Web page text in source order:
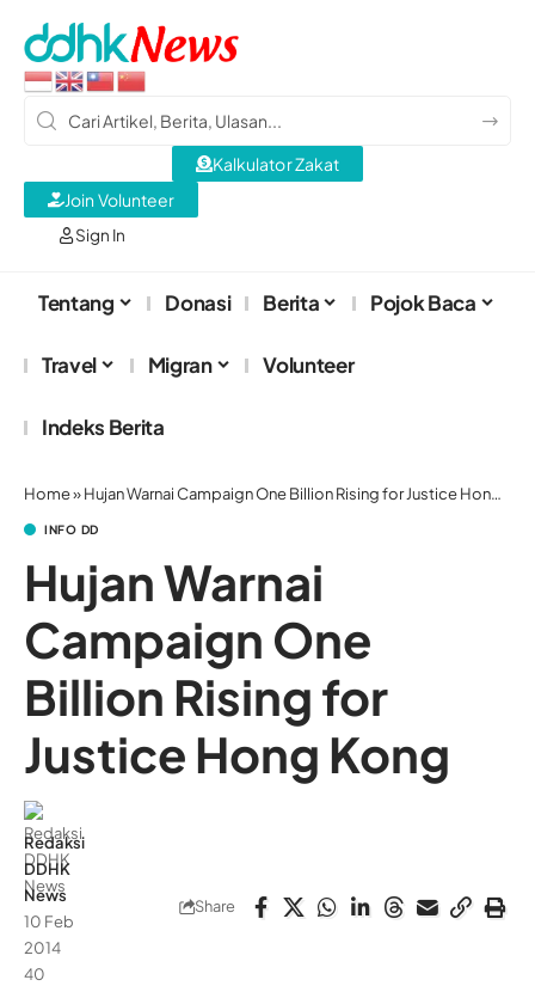
Sign In
Kalkulator Zakat
Join Volunteer
Tentang Donasi Berita Pojok Baca
Travel Migran Volunteer
Indeks Berita
Home»Hujan Warnai Campaign One Billion Rising for Justice Hong Kong
INFO DD
Hujan Warnai
Campaign One
Billion Rising for
Justice Hong Kong
Redaksi
DDHK
News
10 Feb
2014
40
Share